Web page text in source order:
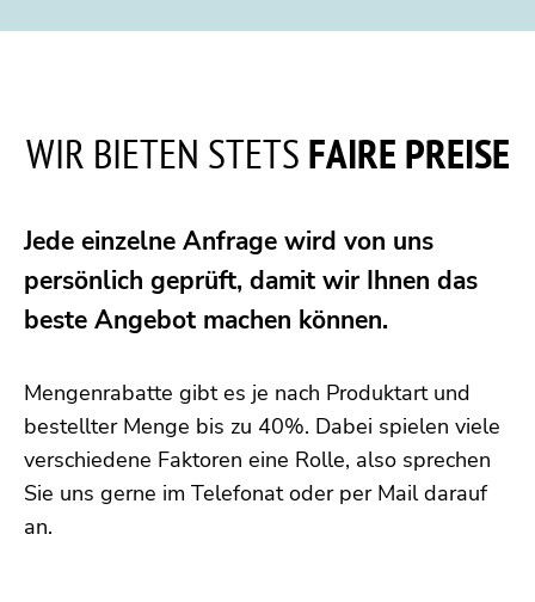
WIR BIETEN STETSFAIRE PREISE
Jede einzelne Anfrage wird von uns
persönlich geprüft, damit wir Ihnen das
beste Angebot machen können.
Mengenrabatte gibt es je nach Produktart und
bestellter Menge bis zu 40%. Dabei spielen viele
verschiedene Faktoren eine Rolle, also sprechen
Sie uns gerne im Telefonat oder per Mail darauf
an.